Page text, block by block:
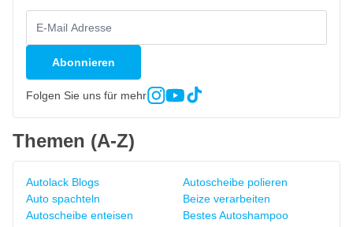
Abonnieren
Folgen Sie uns für mehr
Themen (A-Z)
Autolack Blogs
Auto spachteln
Autoscheibe enteisen
Autoscheibe polieren
Beize verarbeiten
Bestes Autoshampoo